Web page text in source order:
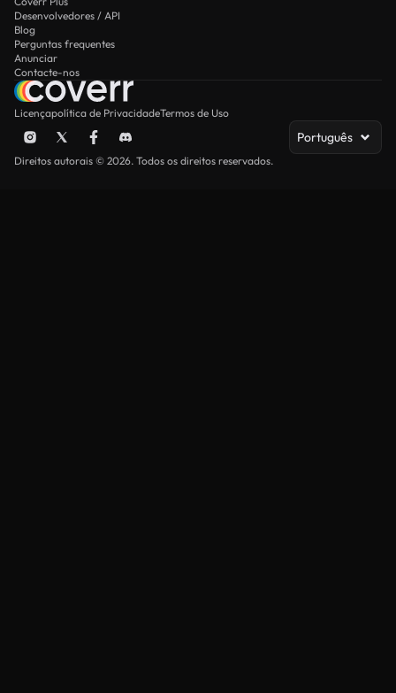
Desenvolvedores / API
Blog
Perguntas frequentes
Anunciar
Contacte-nos
Licençapolítica de PrivacidadeTermos de Uso
Português
Direitos autorais © 2026. Todos os direitos reservados.